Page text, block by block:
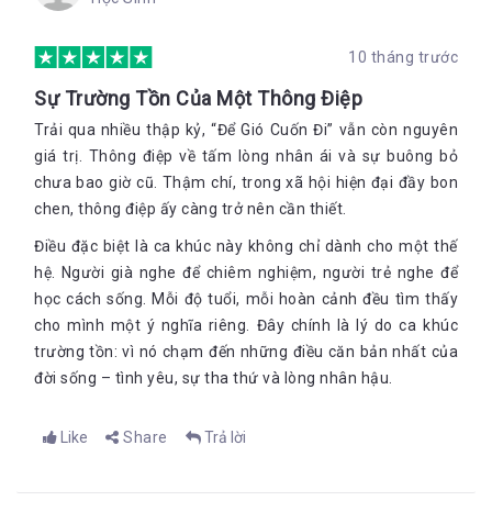
nhưng vô cùng hình tượng, không nhiều mỹ từ lấp lánh mà rất
chảy từ trái tim - ộc mạc - chân thật - sau sắc - lắng đọng, trái
đọc càng bất ngờ hơn khi hiểu được một người Nghệ sỹ tài sắc
vẹn toàn, danh tiếng như chị lại có thể có những năm tháng
trầm luân, khổ hạnh đến tuyệt vọng - tới mức không thể tin nổi
như vậy! Trên ba trăm trang viết tưởng chừng không thể gói
hết tất cả những ký ức buồn vui, vinh quanh và khổ tủi của
trên 60 năm trải nghiệm, hơn 40 năm mang tiếng hát cho đời
và gần 30 năm xa xứ của chị nhưng Để gió cuốn đi đã thực sự
khơi lại trong trái tim người đọc một không gian rộng mở của
hoài niệm, kỷ niệm một thời, để riêng dành cho suy ngẫm và
nhận định của mỗi người. Cuốn tự truyện còn cho chúng ta
sống lại những năm tháng lịch sử rất chân thật một thời hào
hùng của cuộc chiến giải phóng dân tộc. Không ai có thể quên
được nghệ sĩ Ái Vân đã thể hiện rất xuất sắc vai nữ giao liên
xinh đẹp, dũng cảm trong bộ phim nổi tiếng "Chị Nhung" mà
được. Cuốn sách như những thước phim quay chậm, tái hiện
10 tháng trước
Sự Trường Tồn Của Một Thông Điệp
Trải qua nhiều thập kỷ, “Để Gió Cuốn Đi” vẫn còn nguyên
giá trị. Thông điệp về tấm lòng nhân ái và sự buông bỏ
chưa bao giờ cũ. Thậm chí, trong xã hội hiện đại đầy bon
chen, thông điệp ấy càng trở nên cần thiết.
Điều đặc biệt là ca khúc này không chỉ dành cho một thế
hệ. Người già nghe để chiêm nghiệm, người trẻ nghe để
học cách sống. Mỗi độ tuổi, mỗi hoàn cảnh đều tìm thấy
cho mình một ý nghĩa riêng. Đây chính là lý do ca khúc
trường tồn: vì nó chạm đến những điều căn bản nhất của
đời sống – tình yêu, sự tha thứ và lòng nhân hậu.
Like Share Trả lời